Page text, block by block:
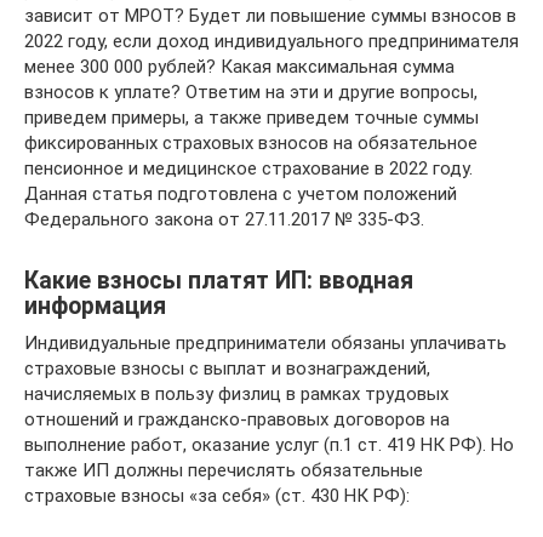
зависит от МРОТ? Будет ли повышение суммы взносов в
2022 году, если доход индивидуального предпринимателя
менее 300 000 рублей? Какая максимальная сумма
взносов к уплате? Ответим на эти и другие вопросы,
приведем примеры, а также приведем точные суммы
фиксированных страховых взносов на обязательное
пенсионное и медицинское страхование в 2022 году.
Данная статья подготовлена с учетом положений
Федерального закона от 27.11.2017 № 335-ФЗ.
Какие взносы платят ИП: вводная
информация
Индивидуальные предприниматели обязаны уплачивать
страховые взносы с выплат и вознаграждений,
начисляемых в пользу физлиц в рамках трудовых
отношений и гражданско-правовых договоров на
выполнение работ, оказание услуг (п.1 ст. 419 НК РФ). Но
также ИП должны перечислять обязательные
страховые взносы «за себя» (ст. 430 НК РФ):